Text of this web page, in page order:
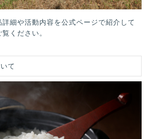
細や活動内容を公式ページで紹介して
ください。
て